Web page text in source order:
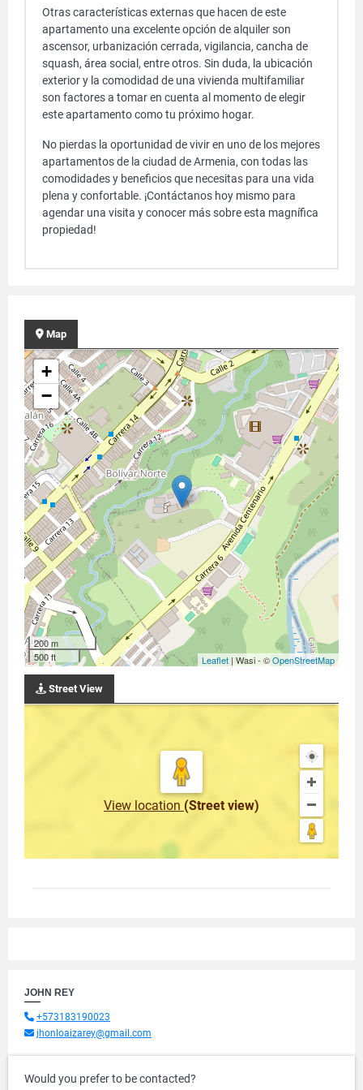
Otras características externas que hacen de este
apartamento una excelente opción de alquiler son
ascensor, urbanización cerrada, vigilancia, cancha de
squash, área social, entre otros. Sin duda, la ubicación
exterior y la comodidad de una vivienda multifamiliar
son factores a tomar en cuenta al momento de elegir
este apartamento como tu próximo hogar.
No pierdas la oportunidad de vivir en uno de los mejores
apartamentos de la ciudad de Armenia, con todas las
comodidades y beneficios que necesitas para una vida
plena y confortable. ¡Contáctanos hoy mismo para
agendar una visita y conocer más sobre esta magnífica
propiedad!
Map
+
−
200 m
500 ft
Leaflet | Wasi - ©OpenStreetMap
Street View
View location (Street view)
JOHN REY
+573183190023
jhonloaizarey@gmail.com
Would you prefer to be contacted?